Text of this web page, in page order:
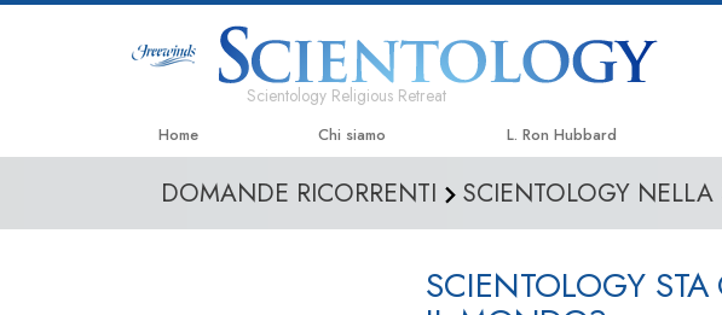
Scientology Religious Retreat
Home Chi siamo L. Ron Hubbard
DOMANDE RICORRENTI SCIENTOLOGY NELLA
SCIENTOLOGY